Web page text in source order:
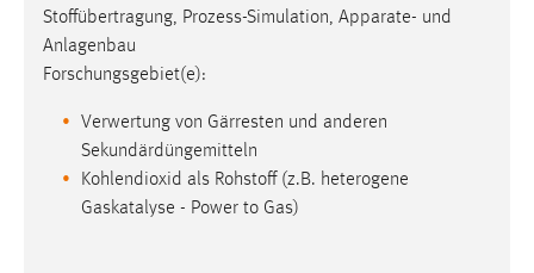
Stoffübertragung, Prozess-Simulation, Apparate- und
Anlagenbau
Forschungsgebiet(e):
Verwertung von Gärresten und anderen
Sekundärdüngemitteln
Kohlendioxid als Rohstoff (z.B. heterogene
Gaskatalyse - Power to Gas)